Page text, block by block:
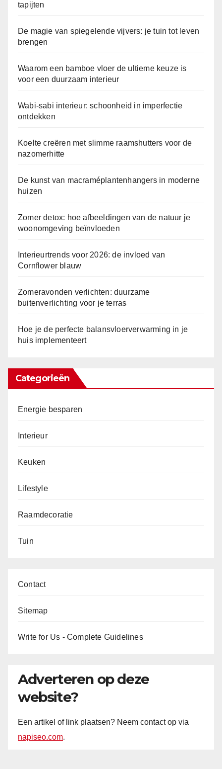
tapijten
De magie van spiegelende vijvers: je tuin tot leven
brengen
Waarom een bamboe vloer de ultieme keuze is
voor een duurzaam interieur
Wabi-sabi interieur: schoonheid in imperfectie
ontdekken
Koelte creëren met slimme raamshutters voor de
nazomerhitte
De kunst van macraméplantenhangers in moderne
huizen
Zomer detox: hoe afbeeldingen van de natuur je
woonomgeving beïnvloeden
Interieurtrends voor 2026: de invloed van
Cornflower blauw
Zomeravonden verlichten: duurzame
buitenverlichting voor je terras
Hoe je de perfecte balansvloerverwarming in je
huis implementeert
Categorieën
Energie besparen
Interieur
Keuken
Lifestyle
Raamdecoratie
Tuin
Contact
Sitemap
Write for Us - Complete Guidelines
Adverteren op deze
website?
Een artikel of link plaatsen? Neem contact op via
napiseo.com.